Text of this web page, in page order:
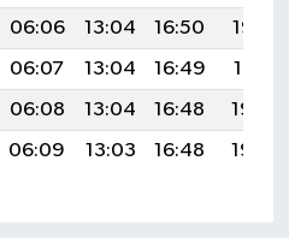
06:06 13:04 16:50
19:53
06:07 13:04 16:49
19:51
06:08 13:04 16:48
19:50
06:09 13:03 16:48 19:48